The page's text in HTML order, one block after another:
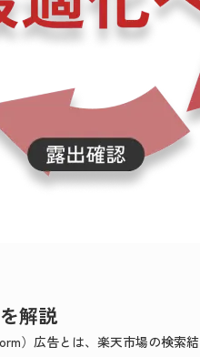
解説
）広告とは、楽天市場の検索結